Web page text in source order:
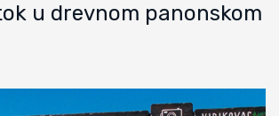
u drevnom panonskom